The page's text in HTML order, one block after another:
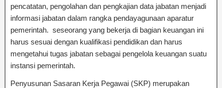
pencatatan, pengolahan dan pengkajian data jabatan menjadi
informasi jabatan dalam rangka pendayagunaan aparatur
pemerintah. seseorang yang bekerja di bagian keuangan ini
harus sesuai dengan kualifikasi pendidikan dan harus
mengetahui tugas jabatan sebagai pengelola keuangan suatu
instansi pemerintah.
Penyusunan Sasaran Kerja Pegawai (SKP) merupakan